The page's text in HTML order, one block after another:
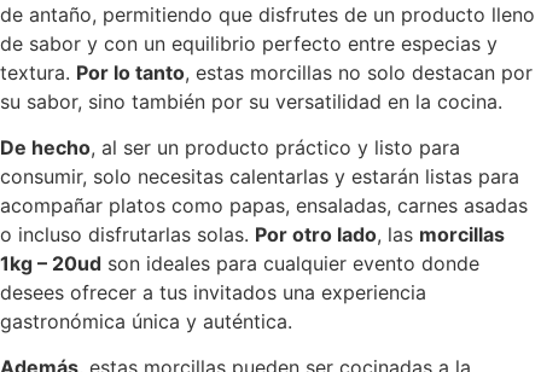
de antaño, permitiendo que disfrutes de un producto lleno
de sabor y con un equilibrio perfecto entre especias y
textura. Por lo tanto, estas morcillas no solo destacan por
su sabor, sino también por su versatilidad en la cocina.
De hecho, al ser un producto práctico y listo para
consumir, solo necesitas calentarlas y estarán listas para
acompañar platos como papas, ensaladas, carnes asadas
o incluso disfrutarlas solas. Por otro lado, las morcillas
1kg – 20ud son ideales para cualquier evento donde
desees ofrecer a tus invitados una experiencia
gastronómica única y auténtica.